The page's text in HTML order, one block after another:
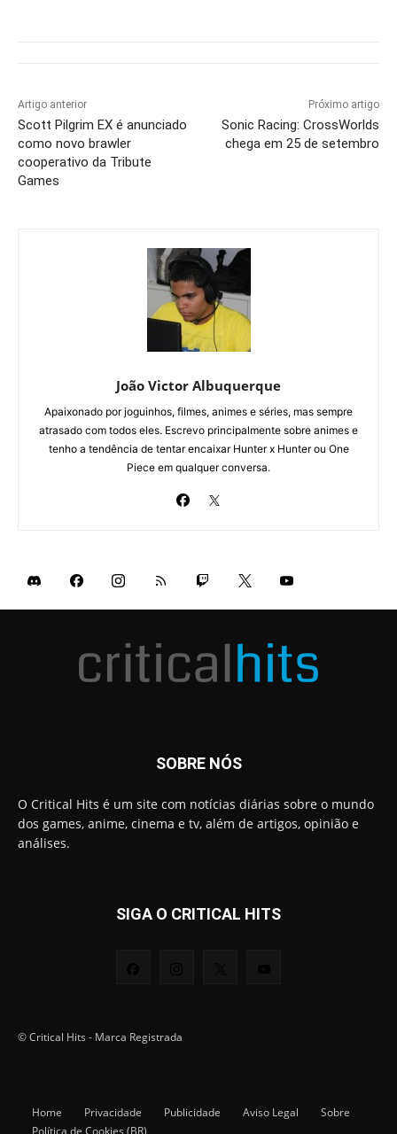
Artigo anterior
Scott Pilgrim EX é anunciado
como novo brawler
cooperativo da Tribute
Games
Próximo artigo
Sonic Racing: CrossWorlds
chega em 25 de setembro
João Victor Albuquerque
Apaixonado por joguinhos, filmes, animes e séries, mas sempre
atrasado com todos eles. Escrevo principalmente sobre animes e
tenho a tendência de tentar encaixar Hunter x Hunter ou One
Piece em qualquer conversa.
SOBRE NÓS
O Critical Hits é um site com notícias diárias sobre o mundo
dos games, anime, cinema e tv, além de artigos, opinião e
análises.
SIGA O CRITICAL HITS
© Critical Hits - Marca Registrada
Home Privacidade Publicidade Aviso Legal
Sobre